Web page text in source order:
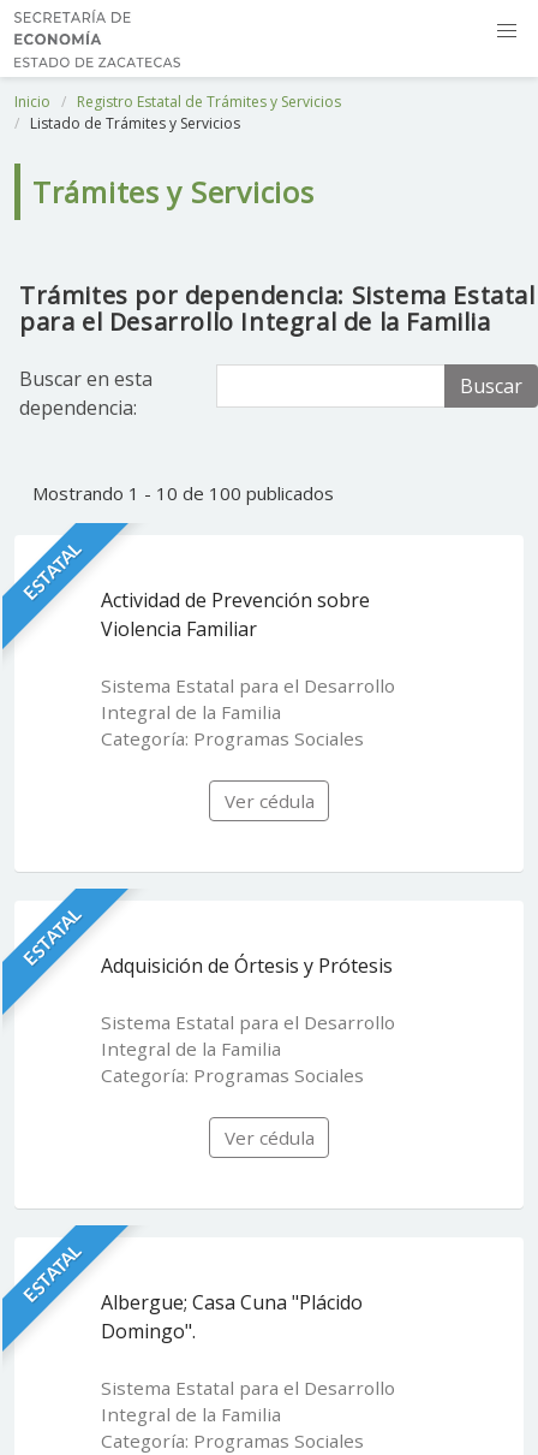
Inicio
Registro Estatal de Trámites y Servicios
Listado de Trámites y Servicios
Trámites y Servicios
Trámites por dependencia: Sistema Estatal
para el Desarrollo Integral de la Familia
Buscar en esta
dependencia:
Buscar
Mostrando 1 - 10 de 100 publicados
ESTATAL Actividad de Prevención sobre
Violencia Familiar
Sistema Estatal para el Desarrollo
Integral de la Familia
Categoría: Programas Sociales
Ver cédula
ESTATAL Adquisición de Órtesis y Prótesis
Sistema Estatal para el Desarrollo
Integral de la Familia
Categoría: Programas Sociales
Ver cédula
ESTATAL Albergue; Casa Cuna "Plácido
Domingo".
Sistema Estatal para el Desarrollo
Integral de la Familia
Categoría: Programas Sociales